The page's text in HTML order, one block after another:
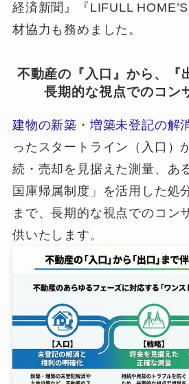
経済新聞』『LIFULL
材協力も務めました。
不動産の『入口』から、『
長期的な視点でのコン
建物の新築 ・ 増築未登記の解
ったスタートライン（入口）
続・売却を見据えた測量、あ
国庫帰属制度」を活用した処
まで、長期的な視点でのコン
供いたします。